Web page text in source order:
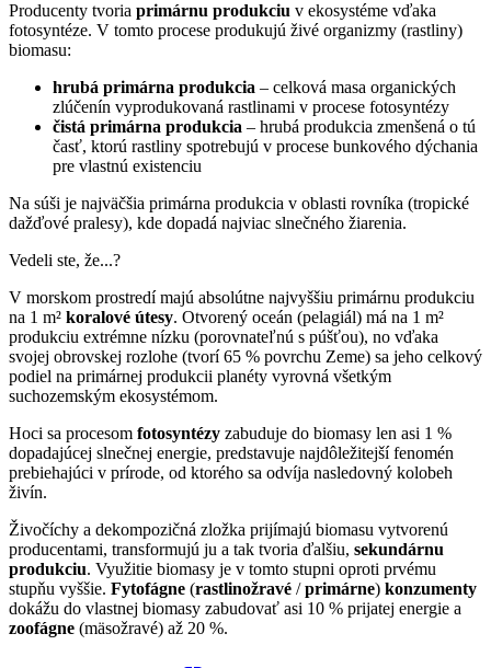
Producenty tvoria primárnu produkciu v ekosystéme vďaka
fotosyntéze. V tomto procese produkujú živé organizmy (rastliny)
biomasu:
hrubá primárna produkcia – celková masa organických
zlúčenín vyprodukovaná rastlinami v procese fotosyntézy
čistá primárna produkcia – hrubá produkcia zmenšená o tú
časť, ktorú rastliny spotrebujú v procese bunkového dýchania
pre vlastnú existenciu
Na súši je najväčšia primárna produkcia v oblasti rovníka (tropické
dažďové pralesy), kde dopadá najviac slnečného žiarenia.
Vedeli ste, že...?
V morskom prostredí majú absolútne najvyššiu primárnu produkciu
na 1 m² koralové útesy. Otvorený oceán (pelagiál) má na 1 m²
produkciu extrémne nízku (porovnateľnú s púšťou), no vďaka
svojej obrovskej rozlohe (tvorí 65 % povrchu Zeme) sa jeho celkový
podiel na primárnej produkcii planéty vyrovná všetkým
suchozemským ekosystémom.
Hoci sa procesom fotosyntézy zabuduje do biomasy len asi 1 %
dopadajúcej slnečnej energie, predstavuje najdôležitejší fenomén
prebiehajúci v prírode, od ktorého sa odvíja nasledovný kolobeh
živín.
Živočíchy a dekompozičná zložka prijímajú biomasu vytvorenú
producentami, transformujú ju a tak tvoria ďalšiu, sekundárnu
produkciu. Využitie biomasy je v tomto stupni oproti prvému
stupňu vyššie. Fytofágne (rastlinožravé /primárne) konzumenty
dokážu do vlastnej biomasy zabudovať asi 10 % prijatej energie a
zoofágne (mäsožravé) až 20 %.